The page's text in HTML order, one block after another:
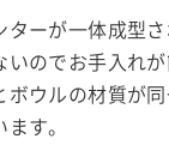
ターが一体成型
のでお手入れが
ボウルの材質が
す。